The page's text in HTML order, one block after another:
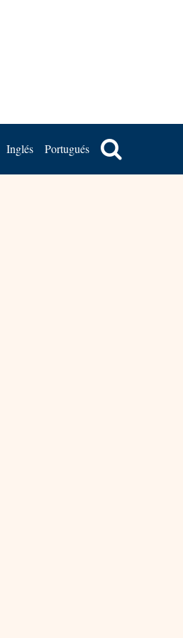
Inglés Portugués